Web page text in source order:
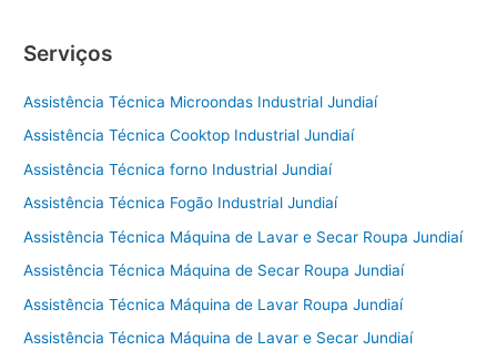
Serviços
Assistência Técnica Microondas Industrial Jundiaí
Assistência Técnica Cooktop Industrial Jundiaí
Assistência Técnica forno Industrial Jundiaí
Assistência Técnica Fogão Industrial Jundiaí
Assistência Técnica Máquina de Lavar e Secar Roupa Jundiaí
Assistência Técnica Máquina de Secar Roupa Jundiaí
Assistência Técnica Máquina de Lavar Roupa Jundiaí
Assistência Técnica Máquina de Lavar e Secar Jundiaí